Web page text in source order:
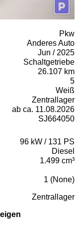
Pkw
Anderes Auto
Jun / 2025
Schaltgetriebe
26.107 km
5
Weiß
Zentrallager
ab ca. 11.08.2026
SJ664050
96 kW / 131 PS
Diesel
1.499 cm³
1 (None)
Zentrallager